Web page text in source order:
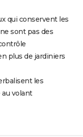
qui conservent les
sont pas des
plus de jardiniers
les
volant